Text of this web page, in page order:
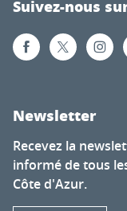
Suivez-nous
Newsletter
Recevez la
informé de tous
Côte d'Azur.